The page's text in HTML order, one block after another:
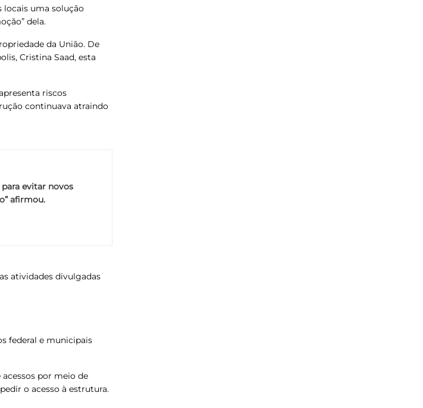
uma solução
dela.
da União. De
Cristina Saad, esta
riscos
continuava atraindo
evitar novos
afirmou.
atividades divulgadas
federal e municipais
por meio de
o acesso à estrutura.